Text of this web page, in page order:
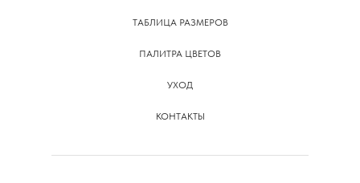
ТАБЛИЦА РАЗМЕРОВ
ПАЛИТРА ЦВЕТОВ
УХОД
КОНТАКТЫ